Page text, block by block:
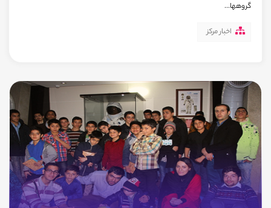
گروهها...
اخبار مرکز